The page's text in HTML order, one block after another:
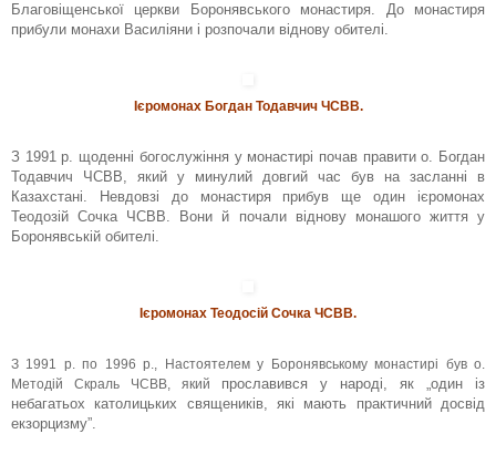
Благовіщенської церкви Боронявського монастиря. До монастиря
прибули монахи Василіяни і розпочали віднову обителі.
Ієромонах Богдан Тодавчич ЧСВВ.
З 1991 р. щоденні богослужіння у монастирі почав правити о. Богдан
Тодавчич ЧСВВ, який у минулий довгий час був на засланні в
Казахстані. Невдовзі до монастиря прибув ще один ієромонах
Теодозій Сочка ЧСВВ. Вони й почали віднову монашого життя у
Боронявській обителі.
Ієромонах Теодосій Сочка ЧСВВ.
З 1991 р. по 1996 р., Настоятелем у Боронявському монастирі був о.
Методій Скраль ЧСВВ, який прославився у народі, як „один із
небагатьох католицьких священиків, які мають практичний досвід
екзорцизму”.